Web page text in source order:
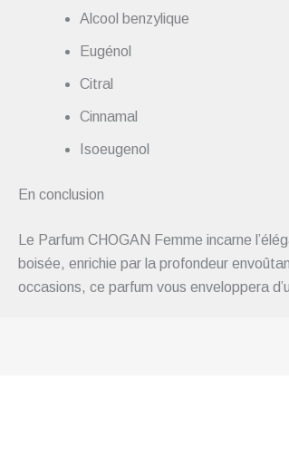
Alcool benzylique
Eugénol
Citral
Cinnamal
Isoeugenol
En conclusion
Le Parfum CHOGAN Femme incarne
boisée, enrichie par la profondeur
occasions, ce parfum vous enveloppera